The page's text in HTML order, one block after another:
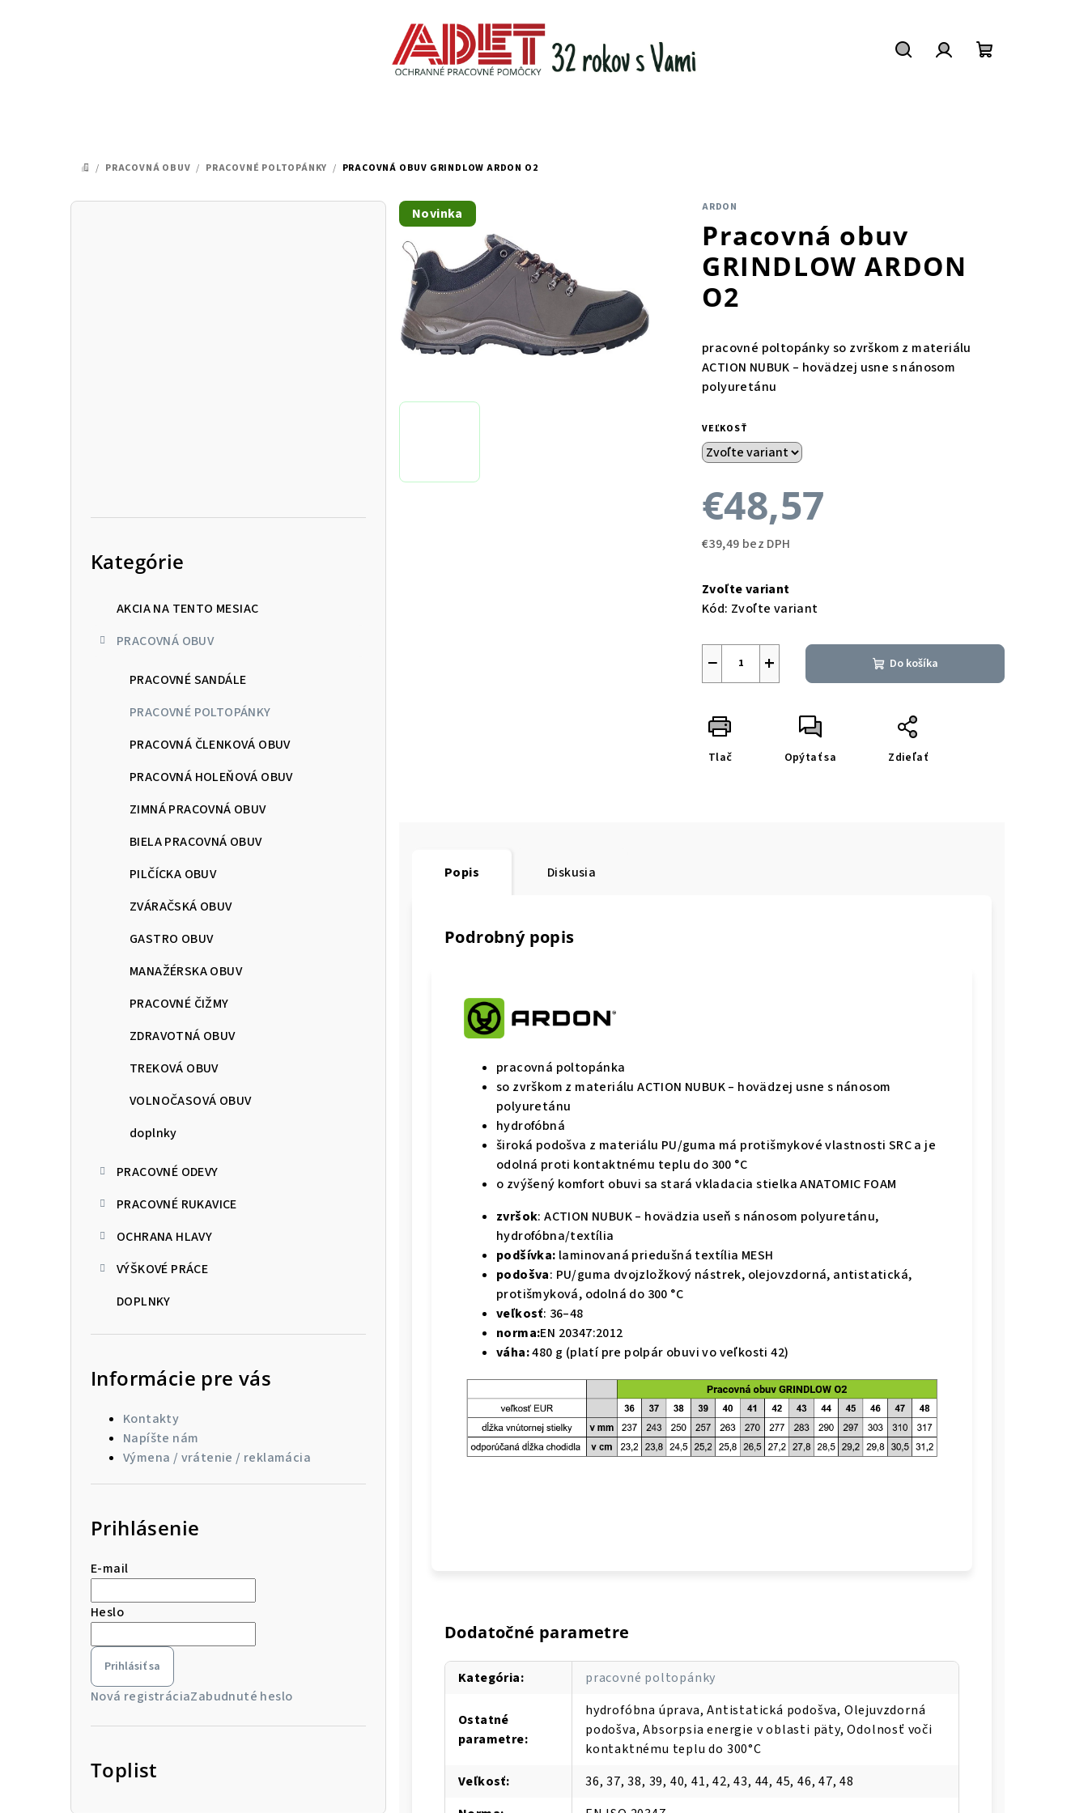
DOMOV
/ PRACOVNÁ OBUV / PRACOVNÉ POLTOPÁNKY / PRACOVNÁ OBUV GRINDLOW ARDON O2
B
Kategórie
AKCIA NA TENTO MESIAC
PRACOVNÁ OBUV
PRACOVNÉ SANDÁLE
PRACOVNÉ POLTOPÁNKY
PRACOVNÁ ČLENKOVÁ OBUV
PRACOVNÁ HOLEŇOVÁ OBUV
ZIMNÁ PRACOVNÁ OBUV
BIELA PRACOVNÁ OBUV
PILČÍCKA OBUV
ZVÁRAČSKÁ OBUV
GASTRO OBUV
MANAŽÉRSKA OBUV
PRACOVNÉ ČIŽMY
ZDRAVOTNÁ OBUV
TREKOVÁ OBUV
VOLNOČASOVÁ OBUV
doplnky
PRACOVNÉ ODEVY
PRACOVNÉ RUKAVICE
OCHRANA HLAVY
VÝŠKOVÉ PRÁCE
DOPLNKY
Informácie pre vás
Kontakty
Napíšte nám
Výmena / vrátenie / reklamácia
Prihlásenie
E-mail
Heslo
Prihlásiť sa
Nová registráciaZabudnuté heslo
Toplist
ARDON
Pracovná obuv
GRINDLOW ARDON
O2
pracovné poltopánky so zvrškom z materiálu
ACTION NUBUK – hovädzej usne s nánosom
polyuretánu
VEĽKOSŤ
€48,57
€39,49 bez DPH
cena:
Zvoľte variant
Kód: Zvoľte variant
+
− Do košíka
Tlač Opýtať sa Zdieľať
Novinka
Popis Diskusia
Podrobný popis
pracovná poltopánka
so zvrškom z materiálu ACTION NUBUK – hovädzej usne s nánosom
polyuretánu
hydrofóbná
široká podošva z materiálu PU/guma má protišmykové vlastnosti SRC a je
odolná proti kontaktnému teplu do 300 °C
o zvýšený komfort obuvi sa stará vkladacia stielka ANATOMIC FOAM
zvršok: ACTION NUBUK – hovädzia useň s nánosom polyuretánu,
hydrofóbna/textília
podšívka: laminovaná priedušná textília MESH
podošva: PU/guma dvojzložkový nástrek, olejovzdorná, antistatická,
protišmyková, odolná do 300 °C
veľkosť: 36–48
norma:EN 20347:2012
váha:480 g (platí pre polpár obuvi vo veľkosti 42)
Dodatočné parametre
Kategória: pracovné poltopánky
Ostatné
parametre:
hydrofóbna úprava, Antistatická podošva, Olejuvzdorná
podošva, Absorpsia energie v oblasti päty, Odolnosť voči
kontaktnému teplu do 300°C
Veľkosť:
36, 37, 38, 39, 40, 41, 42, 43, 44, 45, 46, 47, 48